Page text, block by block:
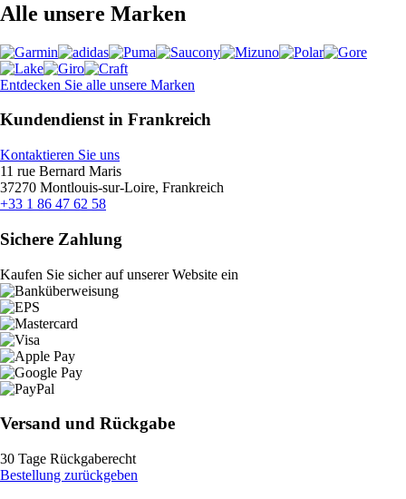
Alle unsere Marken
Entdecken Sie alle unsere Marken
Kundendienst in Frankreich
Kontaktieren Sie uns
11 rue Bernard Maris
37270 Montlouis-sur-Loire, Frankreich
+33 1 86 47 62 58
Sichere Zahlung
Kaufen Sie sicher auf unserer Website ein
Versand und Rückgabe
30 Tage Rückgaberecht
Bestellung zurückgeben